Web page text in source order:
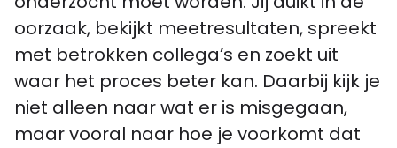
oorzaak, bekijkt meetresultaten, spreekt
met betrokken collega’s en zoekt uit
waar het proces beter kan. Daarbij kijk je
niet alleen naar wat er is misgegaan,
maar vooral naar hoe je voorkomt dat